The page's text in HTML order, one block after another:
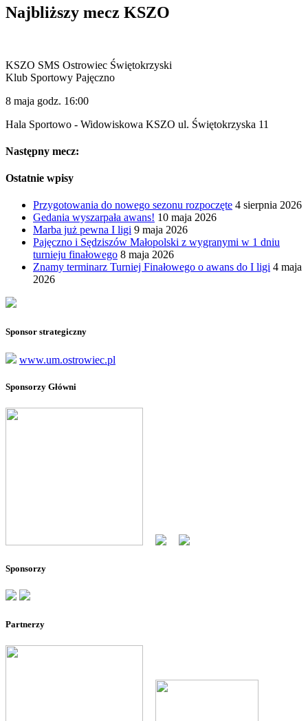
Najbliższy mecz KSZO
KSZO SMS Ostrowiec Świętokrzyski
Klub Sportowy Pajęczno
8 maja godz. 16:00
Hala Sportowo - Widowiskowa KSZO ul. Świętokrzyska 11
Następny mecz:
Ostatnie wpisy
Przygotowania do nowego sezonu rozpoczęte 4 sierpnia 2026
Gedania wyszarpała awans! 10 maja 2026
Marba już pewna I ligi 9 maja 2026
Pajęczno i Sędziszów Małopolski z wygranymi w 1 dniu
turnieju finałowego 8 maja 2026
Znamy terminarz Turniej Finałowego o awans do I ligi 4 maja
2026
Sponsor strategiczny
www.um.ostrowiec.pl
Sponsorzy Główni
Sponsorzy
Partnerzy